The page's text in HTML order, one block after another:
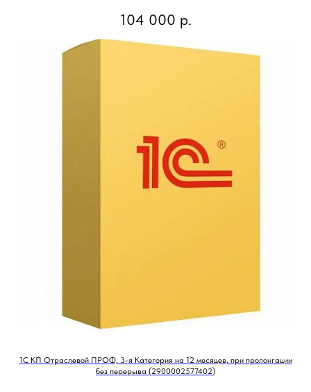
104 000 р.
1С КП Отраслевой ПРОФ, 3-я Категория на 12 месяцев, при пролонгации
без перерыва (2900002577402)